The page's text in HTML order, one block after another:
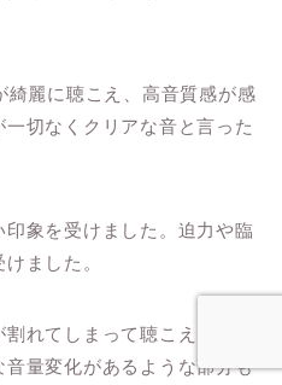
麗に聴こえ、高音質感が感
切なくクリアな音と言った
象を受けました。迫力や臨
ました。
れてしまって聴こえること
量変化があるような部分も